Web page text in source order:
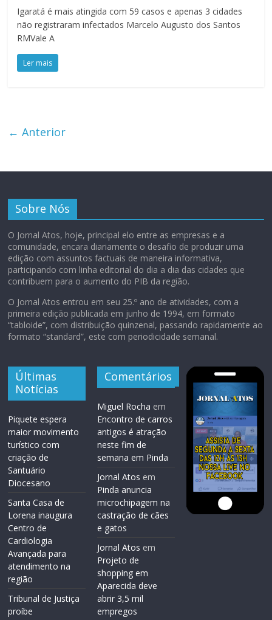
Igaratá é mais atingida com 59 casos e apenas 3 cidades
não registraram infectados Marcelo Augusto dos Santos
RMVale A
Ler mais
← Anterior
Sobre Nós
O Jornal Atos, hoje, principal elo entre as empresas e a
comunidade, encara diariamente o desafio de produzir uma
edição com assuntos factuais de maneira informativa,
participando com linha editorial do dia a dia das cidades que
contribuem para o aumento do PIB da região.
O Jornal Atos entrou em seu 25.º ano de atividades, com a
primeira edição publicada em junho de 1994, em formato
“tabloide”, com distribuição quinzenal, passando rapidamente ao
formato “standard”, este com periodicidade semanal.
Últimas
Notícias
Piquete espera
maior movimento
turístico com
criação de
Santuário
Diocesano
Santa Casa de
Lorena inaugura
Centro de
Cardiologia
Avançada para
atendimento na
região
Tribunal de Justiça
proíbe
Comentários
Miguel Rocha em
Encontro de carros
antigos é atração
neste fim de
semana em Pinda
Jornal Atos em
Pinda anuncia
microchipagem na
castração de cães
e gatos
Jornal Atos em
Projeto de
shopping em
Aparecida deve
abrir 3,5 mil
empregos